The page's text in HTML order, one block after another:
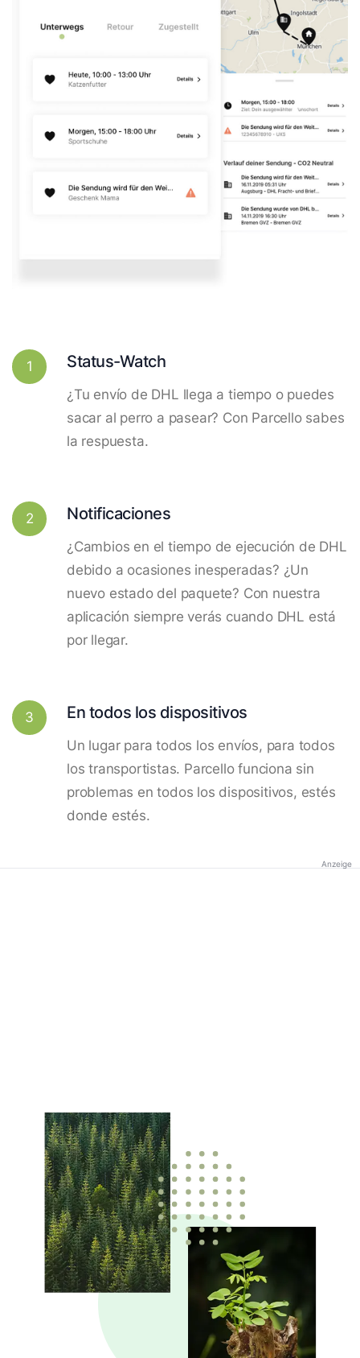
1 Status-Watch
¿Tu envío de DHL llega a tiempo o puedes
sacar al perro a pasear? Con Parcello sabes
la respuesta.
2 Notificaciones
¿Cambios en el tiempo de ejecución de DHL
debido a ocasiones inesperadas? ¿Un
nuevo estado del paquete? Con nuestra
aplicación siempre verás cuando DHL está
por llegar.
3 En todos los dispositivos
Un lugar para todos los envíos, para todos
los transportistas. Parcello funciona sin
problemas en todos los dispositivos, estés
donde estés.
Anzeige